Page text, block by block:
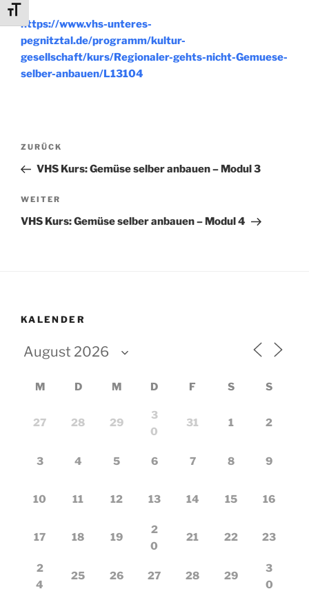
Schrift vergrößern
https://www.vhs-unteres-
pegnitztal.de/programm/kultur-
gesellschaft/kurs/Regionaler-gehts-nicht-Gemuese-
selber-anbauen/L13104
Beitragsnavigation
Vorheriger
Beitrag
ZURÜCK
VHS Kurs: Gemüse selber anbauen – Modul 3
Nächster
Beitrag
WEITER
VHS Kurs: Gemüse selber anbauen – Modul 4
KALENDER
M D M D F S S
27 28 29
3
0
31 1 2
3 4 5 6 7 8 9
10 11 12 13 14 15 16
17 18 19
2
0
21 22 23
2
4
25 26 27 28 29
3
0